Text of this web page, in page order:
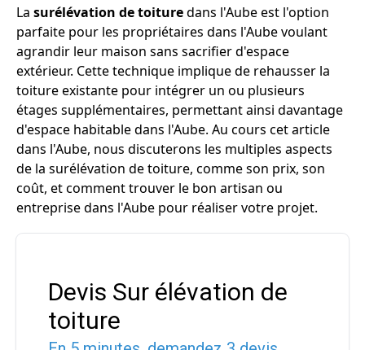
La surélévation de toituredans l'Aube est l'option
parfaite pour les propriétaires dans l'Aube voulant
agrandir leur maison sans sacrifier d'espace
extérieur. Cette technique implique de rehausser la
toiture existante pour intégrer un ou plusieurs
étages supplémentaires, permettant ainsi davantage
d'espace habitable dans l'Aube. Au cours cet article
dans l'Aube, nous discuterons les multiples aspects
de la surélévation de toiture, comme son prix, son
coût, et comment trouver le bon artisan ou
entreprise dans l'Aube pour réaliser votre projet.
Devis Sur élévation de
toiture